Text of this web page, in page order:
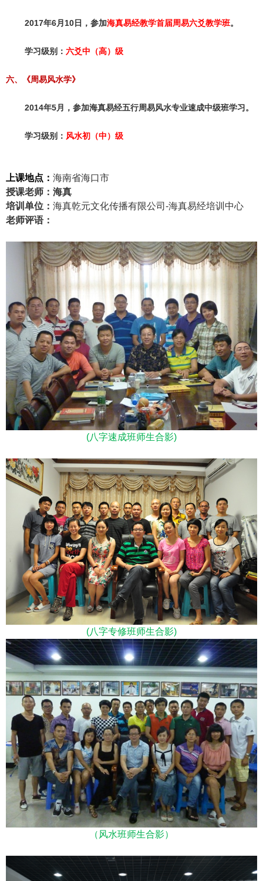
2017年6月10日，参加海真易经教学首届周易六爻教学班。
学习级别： 六爻中（高）级
六、《周易风水学》
2014年5月，参加海真易经五行周易风水专业速成中级班学习。
学习级别： 风水初（中）级
上课地点： 海南省海口市
授课老师： 海真
培训单位： 海真乾元文化传播有限公司-海真易经培训中心
老师评语：
(八字速成班师生合影)
(八字专修班师生合影)
（风水班师生合影）